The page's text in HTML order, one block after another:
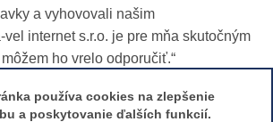
a vyhovovali našim
vel internet s.r.o. je pre mňa skutočným
ho vrelo odporučiť.
používa cookies na zlepšenie
a poskytovanie ďalších funkcií.